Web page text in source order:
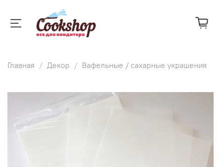
Главная Декор Вафельные / сахарные украшения